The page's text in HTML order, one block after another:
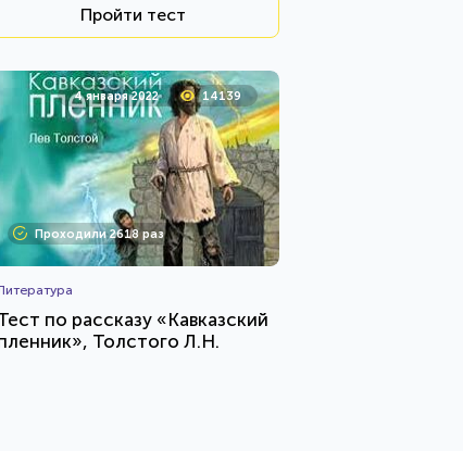
Пройти тест
4 января 2022 14139
Проходили 2618 раз
по рассказу «Кавказский
Толстого Л.Н.